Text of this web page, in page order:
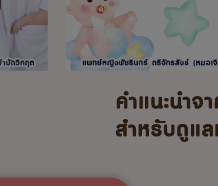
คำแนะนำ
สำหรับดูแ